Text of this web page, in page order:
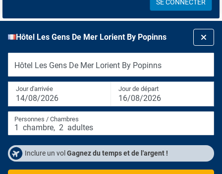
SE CONNECTER
Hôtel Les Gens De Mer Lorient By Popinns
Hôtel Les Gens De Mer Lorient By Popinns
Jour d'arrivée
14/08/2026
Jour de départ
16/08/2026
Personnes / Chambres
1 chambre, 2 adultes
Inclure un vol Gagnez du temps et de l'argent !